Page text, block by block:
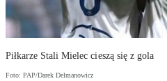
Piłkarze Stali Mielec cieszą się z gola
Foto: PAP/Darek Delmanowicz